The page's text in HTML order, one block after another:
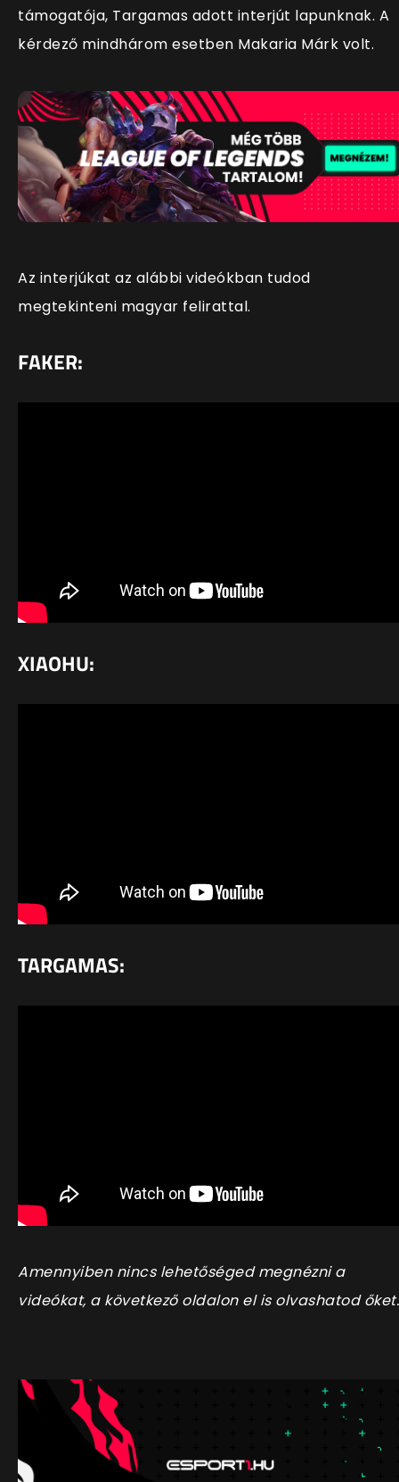
támogatója, Targamas adott interjút lapunknak. A
kérdező mindhárom esetben Makaria Márk volt.
Az interjúkat az alábbi videókban tudod
megtekinteni magyar felirattal.
FAKER:
XIAOHU:
TARGAMAS:
Amennyiben nincs lehetőséged megnézni a
videókat, a következő oldalon el is olvashatod őket.